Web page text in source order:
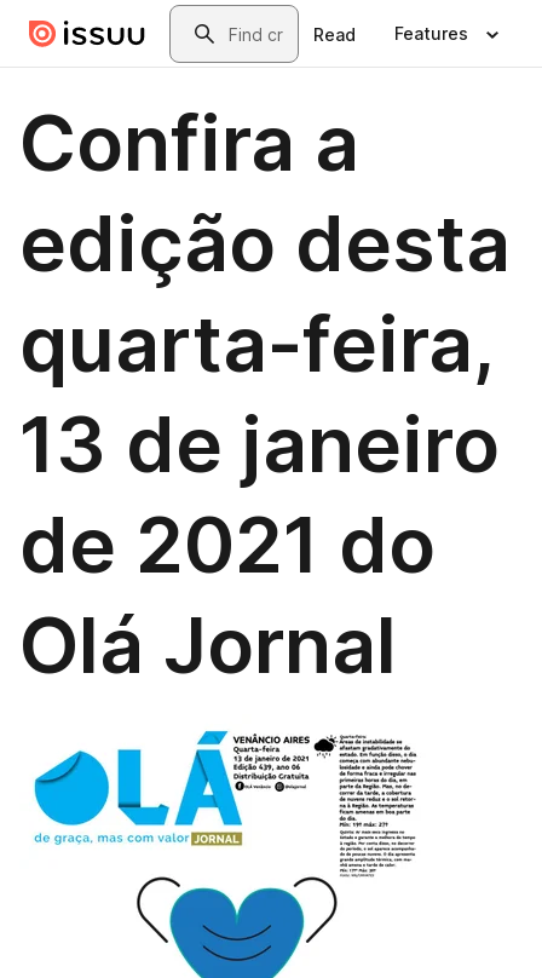
Skip to main contentSearch
Read Features
Confira a
edição desta
quarta-feira,
13 de janeiro
de 2021 do
Olá Jornal